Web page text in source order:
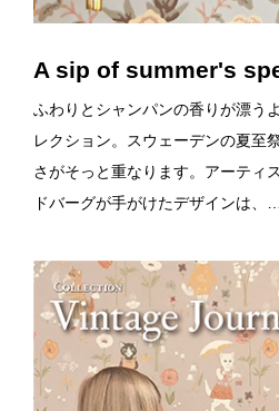
A sip of summer's
ふわりとシャンパンの香りが漂う
レクション。スウェーデンの夏至
さがそっと重なります。アーティ
ドバーグが手がけたデザインは、…